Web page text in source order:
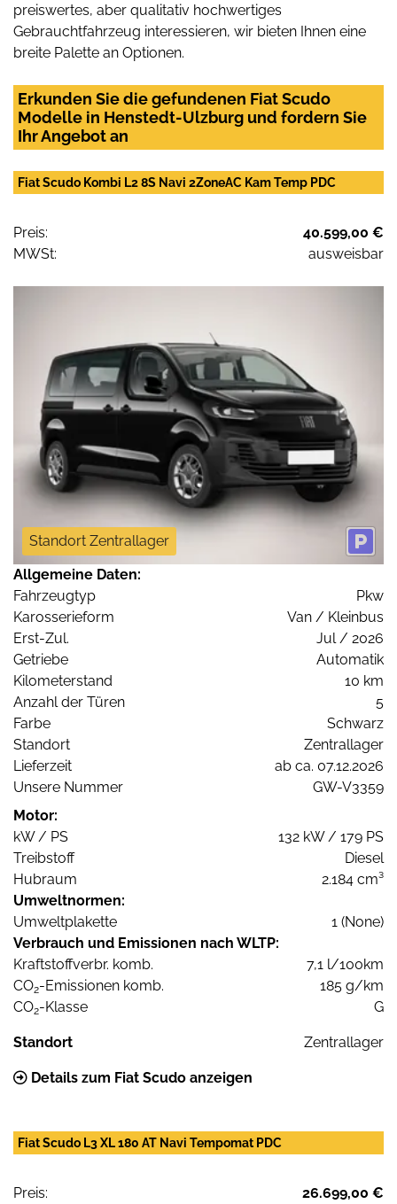
preiswertes, aber qualitativ hochwertiges
Gebrauchtfahrzeug interessieren, wir bieten Ihnen eine
breite Palette an Optionen.
Erkunden Sie die gefundenen Fiat Scudo
Modelle in Henstedt-Ulzburg und fordern Sie
Ihr Angebot an
Fiat Scudo Kombi L2 8S Navi 2ZoneAC Kam Temp PDC
Preis:
40.599,00 €
MWSt:
ausweisbar
Standort Zentrallager
Allgemeine Daten:
Fahrzeugtyp
Pkw
Karosserieform
Van / Kleinbus
Erst-Zul.
Jul / 2026
Getriebe
Automatik
Kilometerstand
10 km
Anzahl der Türen
5
Farbe
Schwarz
Standort
Zentrallager
Lieferzeit
ab ca. 07.12.2026
Unsere Nummer
GW-V3359
Motor:
kW / PS
132 kW / 179 PS
Treibstoff
Diesel
Hubraum
2.184 cm³
Umweltnormen:
Umweltplakette
1 (None)
Verbrauch und Emissionen nach WLTP:
Kraftstoffverbr. komb.
7,1 l/100km
CO2-Emissionen komb.
185 g/km
CO2-Klasse G
Standort Zentrallager
Details zum Fiat Scudo anzeigen
Fiat Scudo L3 XL 180 AT Navi Tempomat PDC
Preis:
26.699,00 €